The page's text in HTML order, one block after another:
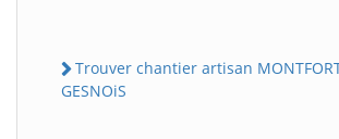
Trouver chantier artisan
GESNOiS